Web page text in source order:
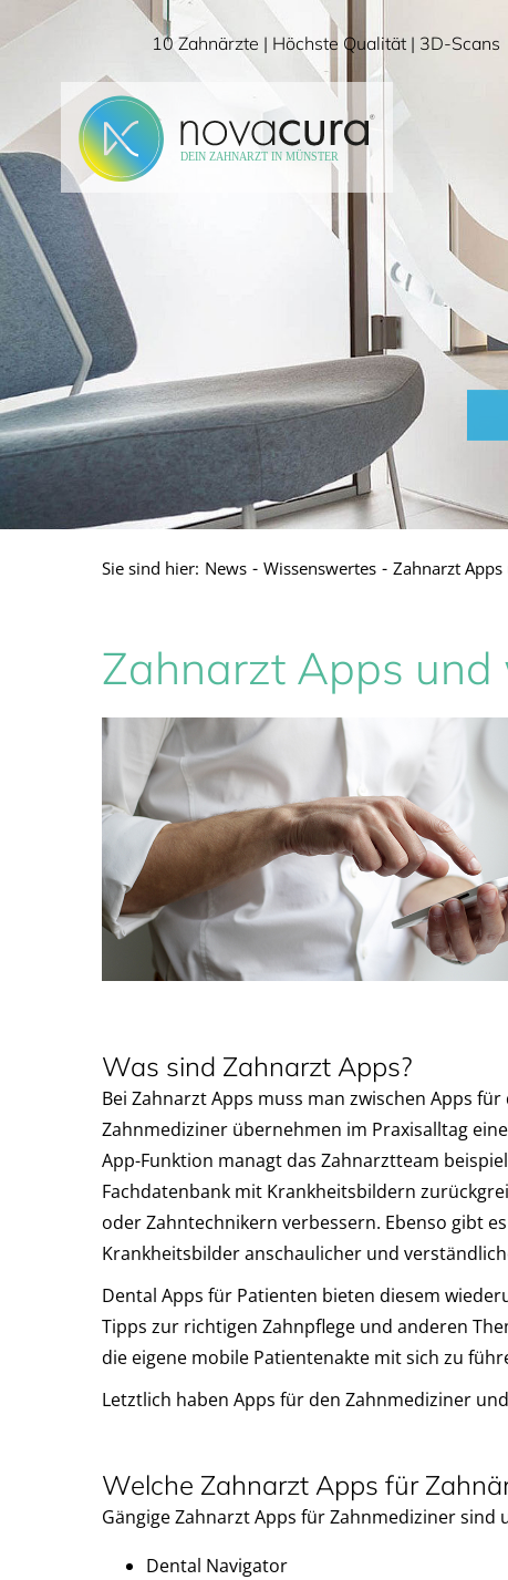
Direkt
Seiteninhalt
springen
10 Zahnärzte | Höchste Qualität | 3D-Scans
Sie sind hier: News Wissenswertes Zahnarzt
Zahnarzt Apps und
Was sind Zahnarzt Apps?
Bei Zahnarzt Apps muss man zwischen Apps für
Zahnmediziner übernehmen im Praxisalltag
App-Funktion managt das Zahnarztteam
Fachdatenbank mit Krankheitsbildern
oder Zahntechnikern verbessern. Ebenso gibt
Krankheitsbilder anschaulicher und
Dental Apps für Patienten bieten diesem
Tipps zur richtigen Zahnpflege und anderen
die eigene mobile Patientenakte mit sich zu
Letztlich haben Apps für den Zahnmediziner
Welche Zahnarzt Apps für
Gängige Zahnarzt Apps für Zahnmediziner sind
Dental Navigator